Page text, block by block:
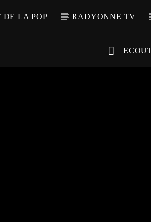
DE LA POP RADYONNE TV